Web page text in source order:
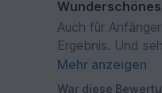
Auch für
Ergebnis. Und
Petra Perle,
versteht.
Mehr anzeigen
War diese